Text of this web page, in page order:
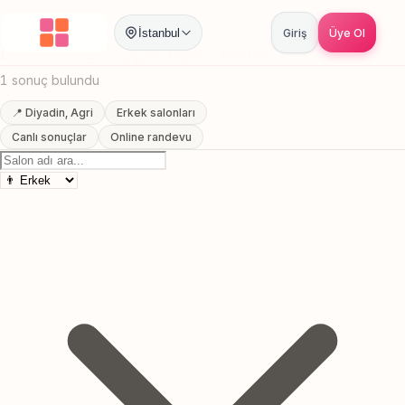
İstanbul Giriş Üye Ol
Anasayfa / Agri Diyadin Uygun Fiyatli Berber
Diyadin, Agri Uygun Fiyatli Berber
1 sonuç bulundu
📍 Diyadin, Agri
Erkek salonları
Canlı sonuçlar
Online randevu